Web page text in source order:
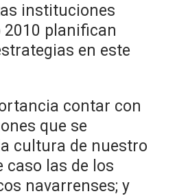
instituciones
planifican
en este
contar con
que se
cultura de nuestro
caso las de los
navarrenses; y